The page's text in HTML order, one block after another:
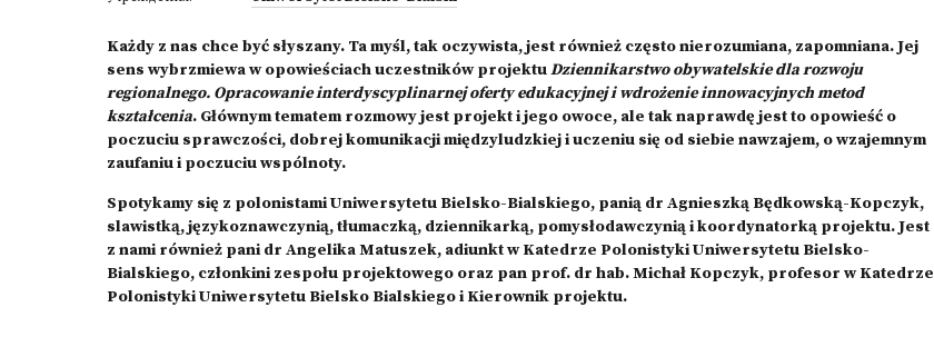
Każdy z nas chce być słyszany. Ta myśl, tak oczywista, jest również często nierozumiana, zapomniana. Jej
sens wybrzmiewa w opowieściach uczestników projektuDziennikarstwo obywatelskie dla rozwoju
regionalnego. Opracowanie interdyscyplinarnej oferty edukacyjnej i wdrożenie innowacyjnych metod
kształcenia. Głównym tematem rozmowy jest projekt i jego owoce, ale tak naprawdę jest to opowieść o
poczuciu sprawczości, dobrej komunikacji międzyludzkiej i uczeniu się od siebie nawzajem, o wzajemnym
zaufaniu i poczuciu wspólnoty.
Spotykamy się z polonistami Uniwersytetu Bielsko-Bialskiego, panią dr Agnieszką Będkowską-Kopczyk,
slawistką, językoznawczynią, tłumaczką, dziennikarką, pomysłodawczynią i koordynatorką projektu. Jest
z nami również pani dr Angelika Matuszek, adiunkt w Katedrze Polonistyki Uniwersytetu Bielsko-
Bialskiego, członkini zespołu projektowego oraz pan prof. dr hab. Michał Kopczyk, profesor w Katedrze
Polonistyki Uniwersytetu Bielsko Bialskiego i Kierownik projektu.